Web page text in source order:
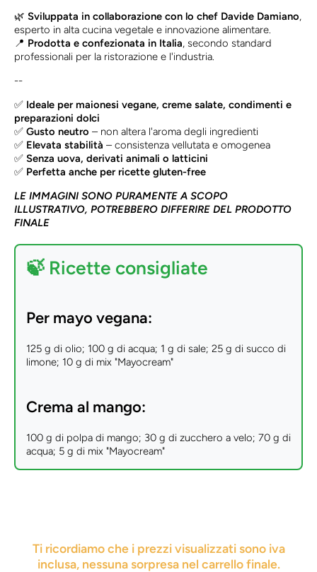
🌿 Sviluppata in collaborazione con lo chef Davide Damiano,
esperto in alta cucina vegetale e innovazione alimentare.
📍 Prodotta e confezionata in Italia, secondo standard
professionali per la ristorazione e l'industria.
--
✅ Ideale per maionesi vegane, creme salate, condimenti e
preparazioni dolci
✅ Gusto neutro – non altera l'aroma degli ingredienti
✅ Elevata stabilità – consistenza vellutata e omogenea
✅ Senza uova, derivati animali o latticini
✅ Perfetta anche per ricette gluten-free
LE IMMAGINI SONO PURAMENTE A SCOPO
ILLUSTRATIVO, POTREBBERO DIFFERIRE DEL PRODOTTO
FINALE
🍃 Ricette consigliate
Per mayo vegana:
125 g di olio; 100 g di acqua; 1 g di sale; 25 g di succo di
limone; 10 g di mix "Mayocream"
Crema al mango:
100 g di polpa di mango; 30 g di zucchero a velo; 70 g di
acqua; 5 g di mix "Mayocream"
Ti ricordiamo che i prezzi visualizzati sono iva
inclusa, nessuna sorpresa nel carrello finale.